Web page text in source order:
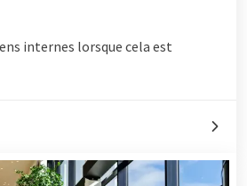
internes lorsque cela est